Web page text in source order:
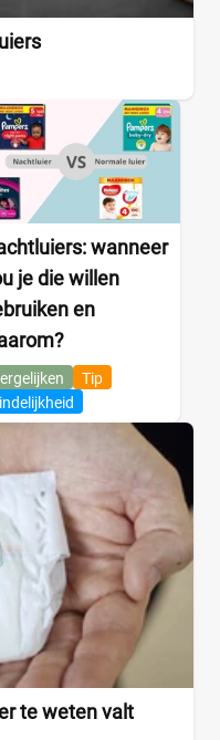
wanneer
je die willen
en
Tip
te weten valt